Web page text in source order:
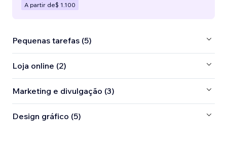
A partir de$ 1.100
Pequenas tarefas (5)
Loja online (2)
Marketing e divulgação (3)
Design gráfico (5)